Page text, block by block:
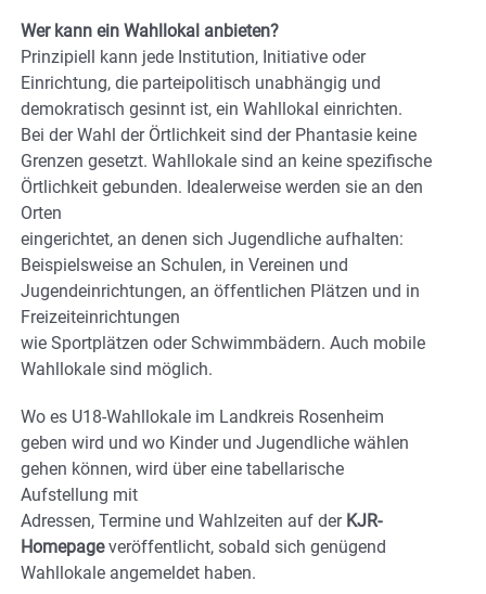
Wer kann ein Wahllokal anbieten?
Prinzipiell kann jede Institution, Initiative oder
Einrichtung, die parteipolitisch unabhängig und
demokratisch gesinnt ist, ein Wahllokal einrichten.
Bei der Wahl der Örtlichkeit sind der Phantasie keine
Grenzen gesetzt. Wahllokale sind an keine spezifische
Örtlichkeit gebunden. Idealerweise werden sie an den
Orten
eingerichtet, an denen sich Jugendliche aufhalten:
Beispielsweise an Schulen, in Vereinen und
Jugendeinrichtungen, an öffentlichen Plätzen und in
Freizeiteinrichtungen
wie Sportplätzen oder Schwimmbädern. Auch mobile
Wahllokale sind möglich.
Wo es U18-Wahllokale im Landkreis Rosenheim
geben wird und wo Kinder und Jugendliche wählen
gehen können, wird über eine tabellarische
Aufstellung mit
Adressen, Termine und Wahlzeiten auf der KJR-
Homepageveröffentlicht, sobald sich genügend
Wahllokale angemeldet haben.